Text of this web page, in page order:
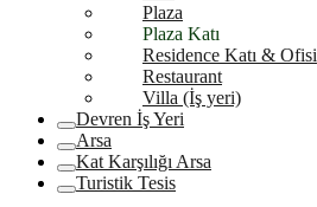
Plaza
Plaza Katı
Residence Katı & Ofisi
Restaurant
Villa (İş yeri)
Devren İş Yeri
Arsa
Kat Karşılığı Arsa
Turistik Tesis